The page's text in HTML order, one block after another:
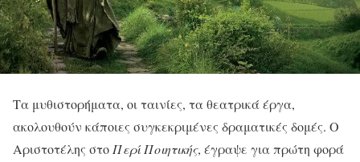
Τα μυθιστορήματα, οι ταινίες, τα θεατρικά έργα,
ακολουθούν κάποιες συγκεκριμένες δραματικές δομές. Ο
Αριστοτέλης στο Περί Ποιητικής, έγραψε για πρώτη φορά